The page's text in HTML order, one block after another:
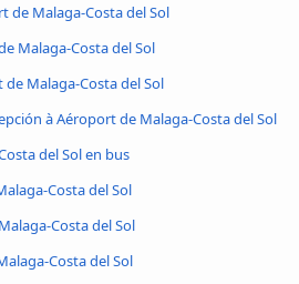
de Malaga-Costa del Sol
Malaga-Costa del Sol
Malaga-Costa del Sol
à Aéroport de Malaga-Costa del Sol
del Sol en bus
Costa del Sol
Costa del Sol
Costa del Sol